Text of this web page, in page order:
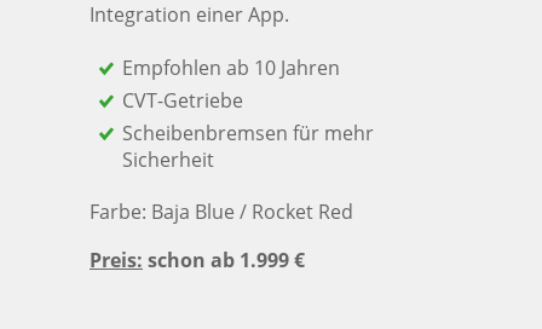
Integration einer App.
Empfohlen ab 10 Jahren
CVT-Getriebe
Scheibenbremsen für mehr
Sicherheit
Farbe: Baja Blue / Rocket Red
Preis: schon ab 1.999 €